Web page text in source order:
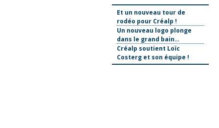
Et un nouveau tour de
rodéo pour Créalp !
Un nouveau logo plonge
dans le grand bain…
Créalp soutient Loïc
Costerg et son équipe !